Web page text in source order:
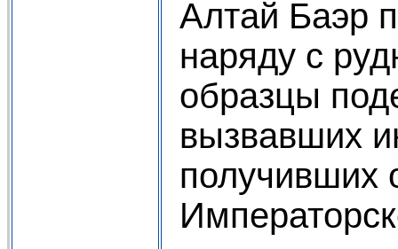
Алтай Баэр
наряду с
образцы
вызвавших
получивших